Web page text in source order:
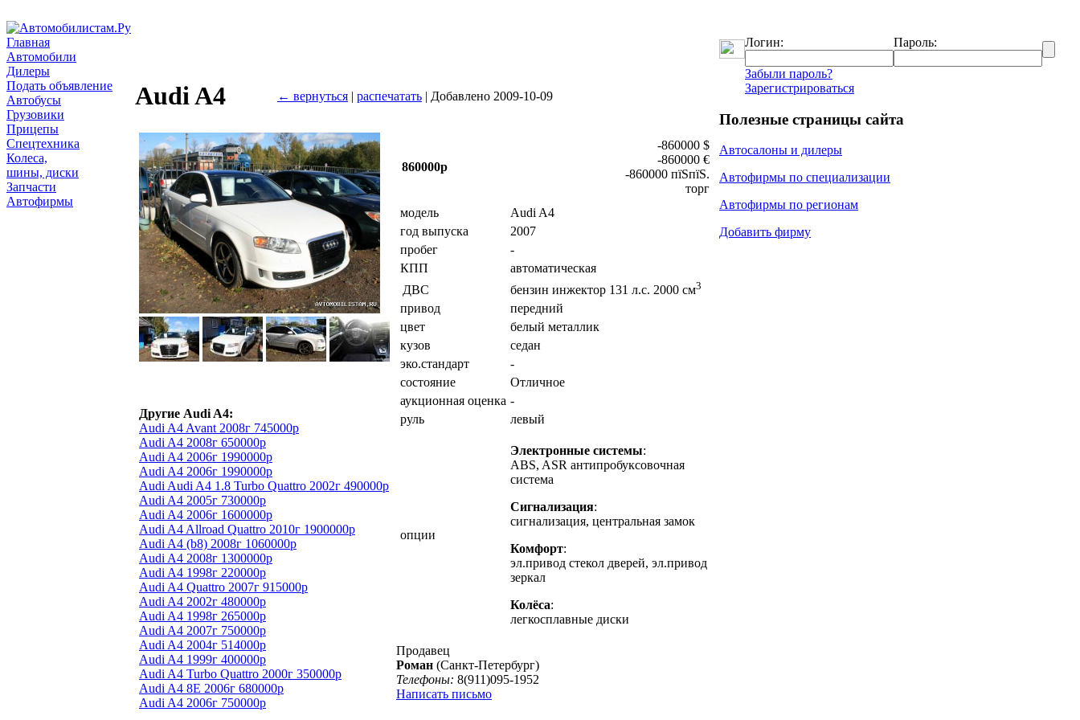
Главная
Автомобили
Дилеры
Подать объявление
Автобусы
Грузовики
Прицепы
Спецтехника
Колеса,
шины, диски
Запчасти
Автофирмы
Audi A4 ← вернуться | распечатать | Добавлено 2009-10-09
Другие Audi A4:
Audi A4 Avant 2008г 745000р
Audi A4 2008г 650000р
Audi A4 2006г 1990000р
Audi A4 2006г 1990000р
Audi Audi A4 1.8 Turbo Quattro 2002г 490000р
Audi A4 2005г 730000р
Audi A4 2006г 1600000р
Audi A4 Allroad Quattro 2010г 1900000р
Audi A4 (b8) 2008г 1060000р
Audi A4 2008г 1300000р
Audi A4 1998г 220000р
Audi A4 Quattro 2007г 915000р
Audi A4 2002г 480000р
Audi A4 1998г 265000р
Audi A4 2007г 750000р
Audi A4 2004г 514000р
Audi A4 1999г 400000р
Audi A4 Turbo Quattro 2000г 350000р
Audi A4 8E 2006г 680000р
Audi A4 2006г 750000р
860000р
-860000 $
-860000 €
-860000 пїЅпїЅ.
торг
модель
Audi A4
год выпуска
2007
пробег
-
КПП
автоматическая
ДВС
бензин инжектор 131 л.с. 2000 см3
привод
передний
цвет
белый металлик
кузов
седан
эко.стандарт
-
состояние
Отличное
аукционная оценка -
руль
левый
опции
Электронные системы:
ABS, ASR антипробуксовочная
система
Сигнализация:
сигнализация, центральная замок
Комфорт:
эл.привод стекол дверей, эл.привод
зеркал
Колёса:
легкосплавные диски
Продавец
Роман (Санкт-Петербург)
Телефоны: 8(911)095-1952
Написать письмо
Логин: Пароль:
Забыли пароль?
Зарегистрироваться
Полезные страницы сайта
Автосалоны и дилеры
Автофирмы по специализации
Автофирмы по регионам
Добавить фирму